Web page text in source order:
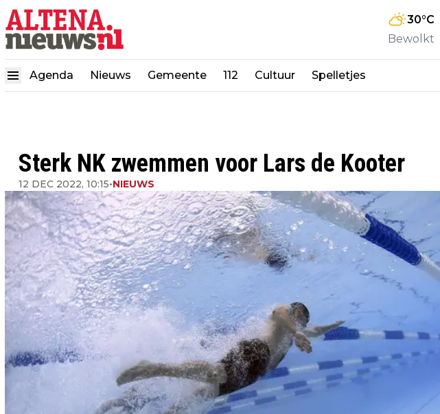
30°C
Bewolkt
Agenda Nieuws Gemeente 112 Cultuur Spelletjes
Sterk NK zwemmen voor Lars de Kooter
12 DEC 2022, 10:15•NIEUWS